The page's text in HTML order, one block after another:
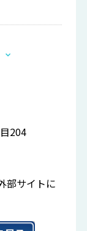
204
外部サイトに